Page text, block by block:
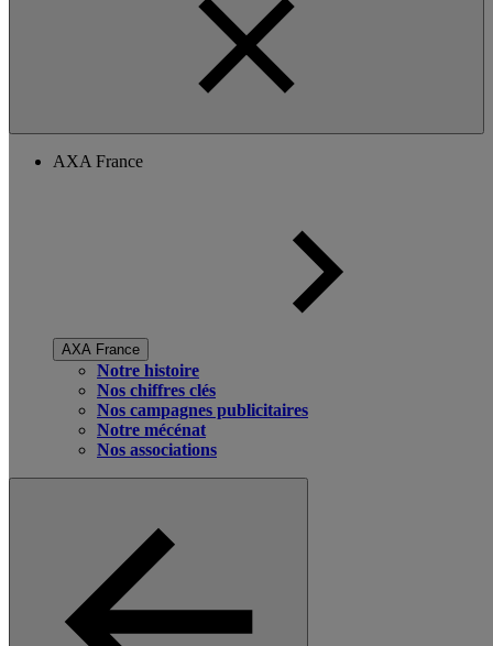
AXA France
AXA France
Notre histoire
Nos chiffres clés
Nos campagnes publicitaires
Notre mécénat
Nos associations